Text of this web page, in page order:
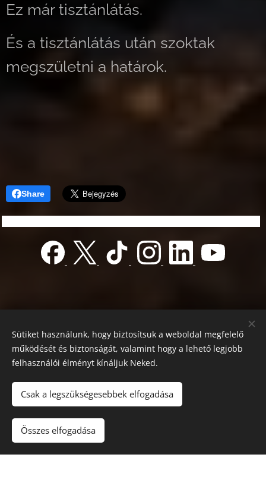
Ez már tisztánlátás.
És a tisztánlátás után szoktak
megszületni a határok.
Share
Országos azonosító:
0100/60270/2025/2300092318647
Adószám: 19419028-1-43
Webnode
Sütiket használunk, hogy biztosítsuk a weboldal megfelelő
működését és biztonságát, valamint hogy a lehető legjobb
felhasználói élményt kínáljuk Neked.
Csak a legszükségesebbek elfogadása
Összes elfogadása